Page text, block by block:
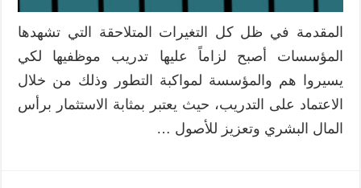
المقدمة في ظل كل التغيرات المتلاحقة التي تشهدها
المؤسسات أصبح لزاماً عليها تدريب موظفيها لكي
يسيروا هم والمؤسسة لمواكبة التطور وذلك من خلال
الاعتماد على التدريب، حيث يعتبر بمثابة الاستثمار برأس
المال البشري وتعزيز للأصول …